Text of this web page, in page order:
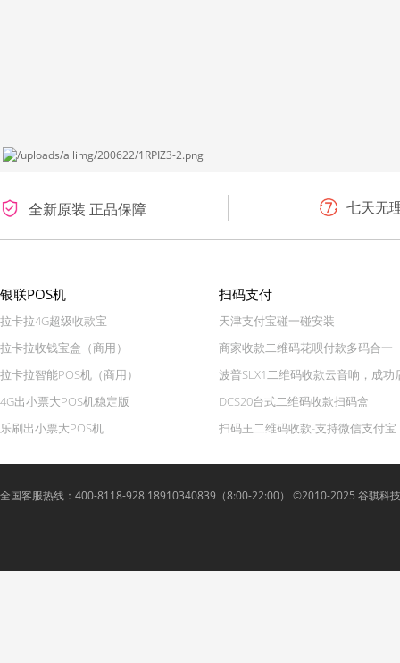
全新原装 正品保障 七天无
银联POS机
拉卡拉4G超级收款宝
拉卡拉收钱宝盒（商用）
拉卡拉智能POS机（商用）
4G出小票大POS机稳定版
乐刷出小票大POS机
扫码支付
天津支付宝碰一碰安装
商家收款二维码花呗付款多码合一
波普SLX1二维码收款云音响，成功
DCS20台式二维码收款扫码盒
扫码王二维码收款-支持微信支付宝
全国客服热线：400-8118-928 18910340839（8:00-22:00） ©2010-2025 谷骐科